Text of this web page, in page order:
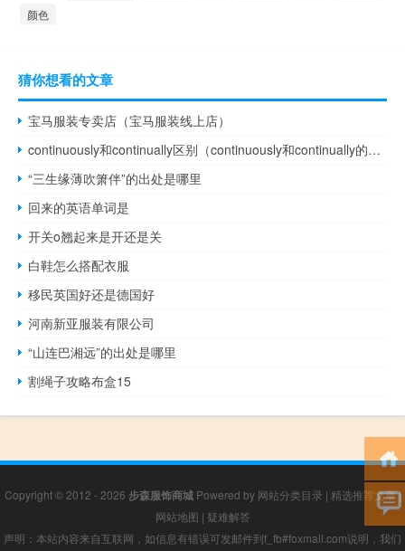
颜色
猜你想看的文章
宝马服装专卖店（宝马服装线上店）
continuously和continually区别（continuously和continually的区别）
“三生缘薄吹箫伴”的出处是哪里
回来的英语单词是
开关o翘起来是开还是关
白鞋怎么搭配衣服
移民英国好还是德国好
河南新亚服装有限公司
“山连巴湘远”的出处是哪里
割绳子攻略布盒15
Copyright © 2012 - 2026 步森服饰商城Powered by 网站分类目录 | 精选推荐文章|
网站地图 | 疑难解答
声明：本站内容来自互联网，如信息有错误可发邮件到f_fb#foxmail.com说明，我们